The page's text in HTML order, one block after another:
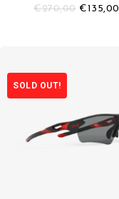
€270,00 Il
€135,00
SOLD OUT!